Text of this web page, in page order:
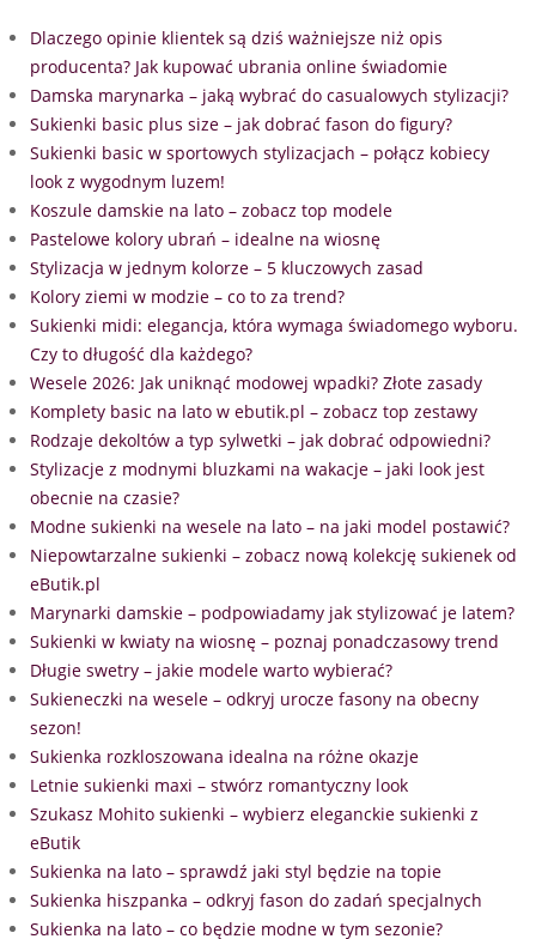
Dlaczego opinie klientek są dziś ważniejsze niż opis
producenta? Jak kupować ubrania online świadomie
Damska marynarka – jaką wybrać do casualowych stylizacji?
Sukienki basic plus size – jak dobrać fason do figury?
Sukienki basic w sportowych stylizacjach – połącz kobiecy
look z wygodnym luzem!
Koszule damskie na lato – zobacz top modele
Pastelowe kolory ubrań – idealne na wiosnę
Stylizacja w jednym kolorze – 5 kluczowych zasad
Kolory ziemi w modzie – co to za trend?
Sukienki midi: elegancja, która wymaga świadomego wyboru.
Czy to długość dla każdego?
Wesele 2026: Jak uniknąć modowej wpadki? Złote zasady
Komplety basic na lato w ebutik.pl – zobacz top zestawy
Rodzaje dekoltów a typ sylwetki – jak dobrać odpowiedni?
Stylizacje z modnymi bluzkami na wakacje – jaki look jest
obecnie na czasie?
Modne sukienki na wesele na lato – na jaki model postawić?
Niepowtarzalne sukienki – zobacz nową kolekcję sukienek od
eButik.pl
Marynarki damskie – podpowiadamy jak stylizować je latem?
Sukienki w kwiaty na wiosnę – poznaj ponadczasowy trend
Długie swetry – jakie modele warto wybierać?
Sukieneczki na wesele – odkryj urocze fasony na obecny
sezon!
Sukienka rozkloszowana idealna na różne okazje
Letnie sukienki maxi – stwórz romantyczny look
Szukasz Mohito sukienki – wybierz eleganckie sukienki z
eButik
Sukienka na lato – sprawdź jaki styl będzie na topie
Sukienka hiszpanka – odkryj fason do zadań specjalnych
Sukienka na lato – co będzie modne w tym sezonie?